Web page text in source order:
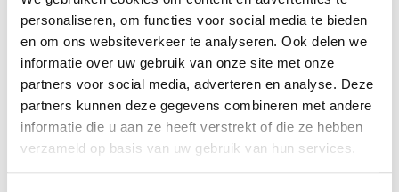
personaliseren, om functies voor social media te bieden
en om ons websiteverkeer te analyseren. Ook delen we
informatie over uw gebruik van onze site met onze
partners voor social media, adverteren en analyse. Deze
partners kunnen deze gegevens combineren met andere
informatie die u aan ze heeft verstrekt of die ze hebben
verzameld op basis van uw gebruik van hun services.